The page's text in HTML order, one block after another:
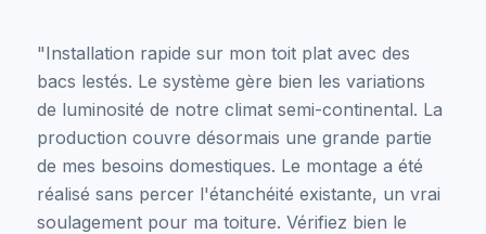
"Installation rapide sur mon toit plat avec des
bacs lestés. Le système gère bien les variations
de luminosité de notre climat semi-continental. La
production couvre désormais une grande partie
de mes besoins domestiques. Le montage a été
réalisé sans percer l'étanchéité existante, un vrai
soulagement pour ma toiture. Vérifiez bien le